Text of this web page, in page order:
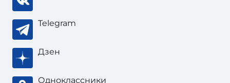
Telegram
Дзен
Одноклассники